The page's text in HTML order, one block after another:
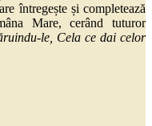
întregește și completează
Mare, cerând tuturor
le, Cela ce dai celor